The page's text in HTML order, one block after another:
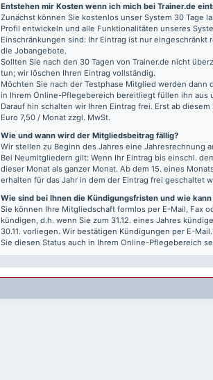
Entstehen mir Kosten wenn ich mich bei Trainer.de
Zunächst können Sie kostenlos unser System 30 Tage
Profil entwickeln und alle Funktionalitäten unseres
Einschränkungen sind: Ihr Eintrag ist nur
die Jobangebote.
Sollten Sie nach den 30 Tagen von Trainer.de nicht
tun; wir löschen Ihren Eintrag vollständig.
Möchten Sie nach der Testphase Mitglied werden dann
in Ihrem Online-Pflegebereich bereitliegt füllen ihn aus
Darauf hin schalten wir Ihren Eintrag frei. Erst ab
Euro 7,50 / Monat zzgl. MwSt.
Wie und wann wird der Mitgliedsbeitrag fällig?
Wir stellen zu Beginn des Jahres eine Jahresrechnung
Bei Neumitgliedern gilt: Wenn Ihr Eintrag bis einschl.
dieser Monat als ganzer Monat. Ab dem 15. eines
erhalten für das Jahr in dem der Eintrag frei geschaltet
Wie sind bei Ihnen die Kündigungsfristen und wie
Sie können Ihre Mitgliedschaft formlos per E-Mail, Fax
kündigen, d.h. wenn Sie zum 31.12. eines Jahres
30.11. vorliegen. Wir bestätigen Kündigungen per E-
Sie diesen Status auch in Ihrem Online-Pflegebereich